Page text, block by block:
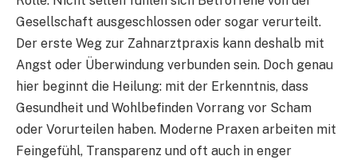
Gesellschaft ausgeschlossen oder sogar verurteilt.
Der erste Weg zur Zahnarztpraxis kann deshalb mit
Angst oder Überwindung verbunden sein. Doch genau
hier beginnt die Heilung: mit der Erkenntnis, dass
Gesundheit und Wohlbefinden Vorrang vor Scham
oder Vorurteilen haben. Moderne Praxen arbeiten mit
Feingefühl, Transparenz und oft auch in enger